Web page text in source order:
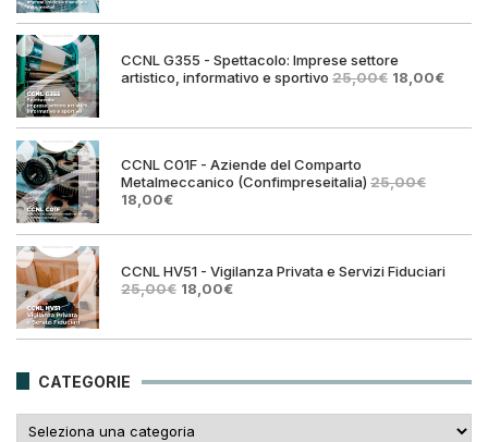
era:
è:
CCNL G355 - Spettacolo: Imprese settore
artistico, informativo e sportivo 25,00€ Il
era:
18,00€Il
è:
CCNL C01F - Aziende del Comparto
Metalmeccanico (Confimpreseitalia) 25,00€
Il
originale
25,00€.
18,00€Il
attuale
18,00€.
CCNL HV51 - Vigilanza Privata e Servizi Fiduciari
25,00€ Il
era:
18,00€Il
è:
CATEGORIE